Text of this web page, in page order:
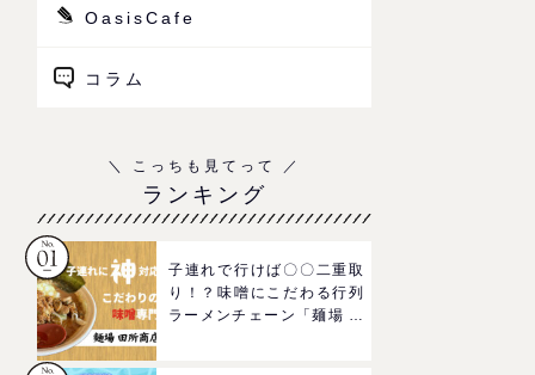
OasisCafe
コラム
ランキング
子連れで行けば〇〇二重取
り！？味噌にこだわる行列
ラーメンチェーン「麺場 田